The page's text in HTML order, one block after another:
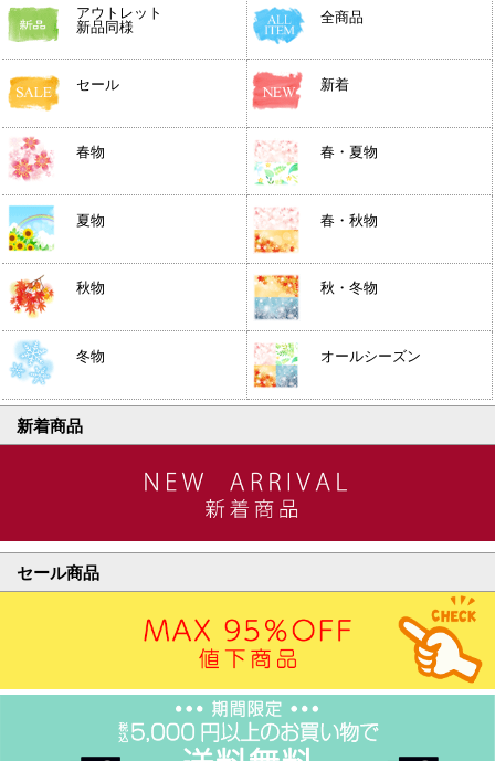
アウトレット
新品同様
全商品
セール 新着
春物 春・夏物
夏物 春・秋物
秋物 秋・冬物
冬物 オールシーズン
新着商品
セール商品